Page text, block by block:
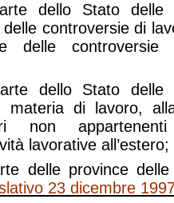
dello Stato delle
controversie di
delle controversie
dello Stato delle
materia di lavoro,
non appartenenti
lavorative all’estero;
delle province
23 dicembre